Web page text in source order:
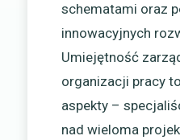
schematami oraz
innowacyjnych
Umiejętność
organizacji pracy
aspekty –
nad wieloma